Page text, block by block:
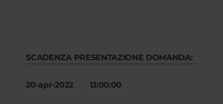
SCADENZA PRESENTAZIONE DOMANDA:
20-apr-2022 13:00:00